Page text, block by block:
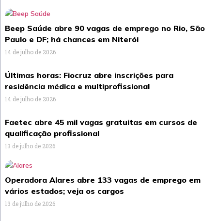
Beep Saúde abre 90 vagas de emprego no Rio, São
Paulo e DF; há chances em Niterói
14 de julho de 2026
Últimas horas: Fiocruz abre inscrições para
residência médica e multiprofissional
14 de julho de 2026
Faetec abre 45 mil vagas gratuitas em cursos de
qualificação profissional
13 de julho de 2026
Operadora Alares abre 133 vagas de emprego em
vários estados; veja os cargos
13 de julho de 2026